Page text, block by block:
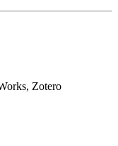
Zotero